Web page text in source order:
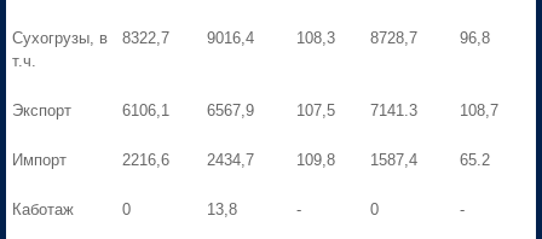
Сухогрузы, в
т.ч.
8322,7 9016,4 108,3 8728,7 96,8
Экспорт 6106,1 6567,9 107,5 7141.3 108,7
Импорт 2216,6 2434,7 109,8 1587,4 65.2
Каботаж 0 13,8 - 0 -